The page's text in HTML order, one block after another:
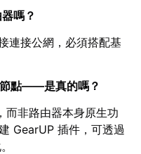
嗎？
連接公網，必須搭配基
點——是真的嗎？
而非路由器本身原生功
GearUP 插件，可透過